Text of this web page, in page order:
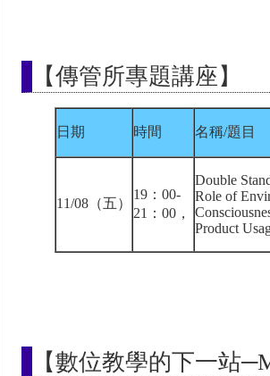
【傳管所專題講座】
日期 時間 名稱/題目
11/08（五）
19：00-
21：00，
Double
Role of
Product
【數位教學的下一站